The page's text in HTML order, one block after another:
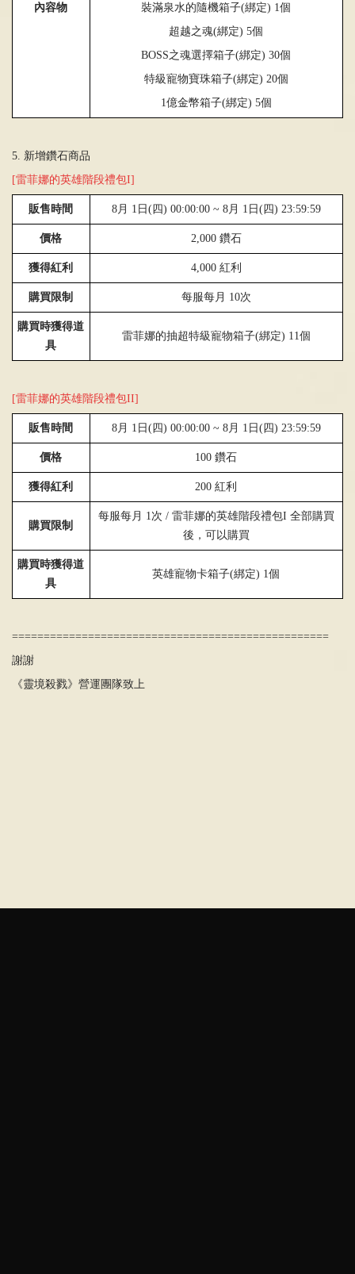
內容物
裝滿泉水的隨機箱子(綁定) 1個
超越之魂(綁定) 5個
BOSS之魂選擇箱子(綁定) 30個
特級寵物寶珠箱子(綁定) 20個
1億金幣箱子(綁定) 5個
5. 新增鑽石商品
[雷菲娜的英雄階段禮包I]
販售時間 8月 1日 (四) 00:00:00 ~ 8月 1 日 (四) 23:59:59
價格 2 ,000 鑽石
獲得紅利 4,000 紅利
購買限制 每服每月 10次
購買時獲得道
具
雷菲娜的抽超特級寵物箱子(綁定) 11個
[雷菲娜的英雄階段禮包II]
販售時間 8月 1日(四) 00:00:00 ~ 8月 1 日(四) 23:59:59
價格 100 鑽石
獲得紅利 200紅利
購買限制
每服每月 1 次 / 雷菲娜的英雄階段禮包I 全部購買
後，可以購買
購買時獲得道
具
英雄寵物卡箱子(綁定) 1個
==================================================
謝謝
《靈境殺戮》營運團隊致上